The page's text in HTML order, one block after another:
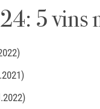
5 vins